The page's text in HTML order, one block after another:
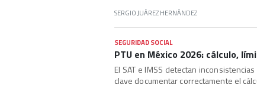
SERGIO JUÁREZ HERNÁNDEZ
SEGURIDAD SOCIAL
PTU en México 2026: cálculo,
El SAT e IMSS detectan
clave documentar correctamente el